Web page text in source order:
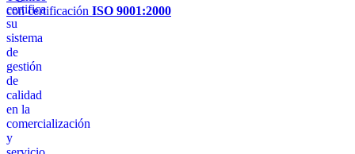
con certificación ISO 9001:2000